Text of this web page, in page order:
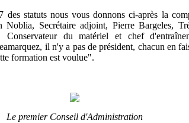
des statuts nous vous donnons ci-après la
Noblia, Secrétaire adjoint, Pierre Bargeles,
Conservateur du matériel et chef
il n'y a pas de président, chacun en
formation est voulue".
Le premier Conseil d'Administration